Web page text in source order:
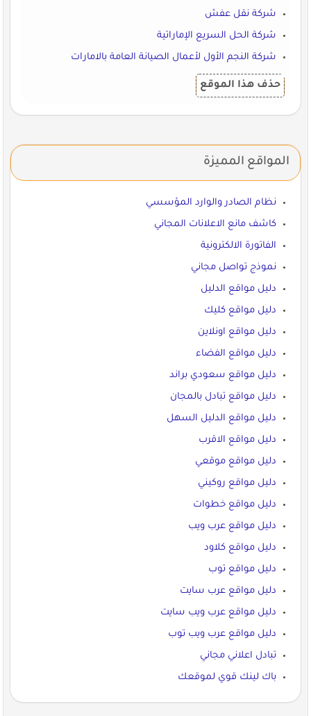
شركة نقل عفش
شركة الحل السريع الإماراتية
شركة النجم الأول لأعمال الصيانة العامة بالامارات
حذف هذا الموقع
المواقع المميزة
نظام الصادر والوارد المؤسسي
كاشف مانع الاعلانات المجاني
الفاتورة الالكترونية
نموذج تواصل مجاني
دليل مواقع الدليل
دليل مواقع كليك
دليل مواقع اونلاين
دليل مواقع الفضاء
دليل مواقع سعودي براند
دليل مواقع تبادل بالمجان
دليل مواقع الدليل السهل
دليل مواقع الاقرب
دليل مواقع موقعي
دليل مواقع روكيني
دليل مواقع خطوات
دليل مواقع عرب ويب
دليل مواقع كلاود
دليل مواقع توب
دليل مواقع عرب سايت
دليل مواقع عرب ويب سايت
دليل مواقع عرب ويب توب
تبادل اعلاني مجاني
باك لينك قوي لموقعك